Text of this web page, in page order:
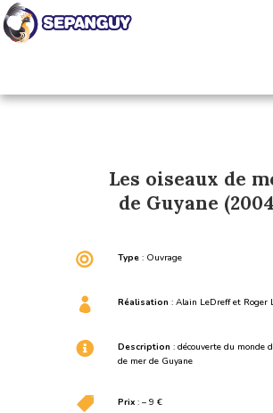
Les oiseaux de
de Guyane
 Type: Ouvrage
 Réalisation : Alain LeDreff et Roger
 Description : découverte du monde
de mer de Guyane
 Prix: – 9 €